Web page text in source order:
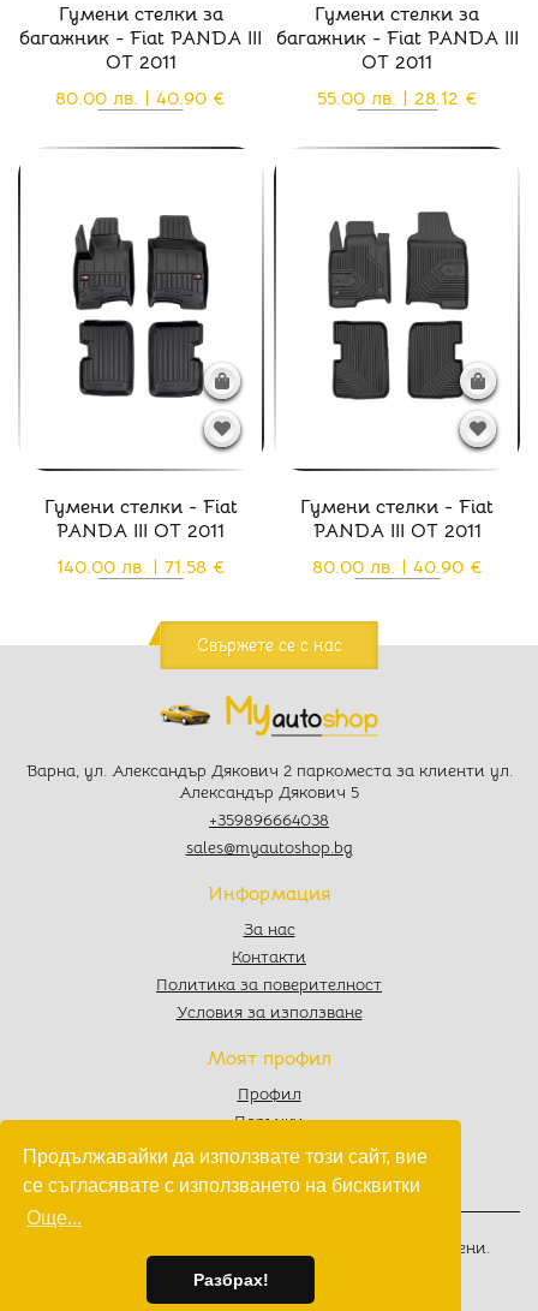
Продължавайки да използвате този сайт, вие
се съгласявате с използването на бисквитки
Още...
Разбрах!
Гумени стелки за
багажник - Fiat PANDA III
ОТ 2011
80.00 лв. | 40.90 €
Гумени стелки за
багажник - Fiat PANDA III
ОТ 2011
55.00 лв. | 28.12 €
Гумени стелки - Fiat
PANDA III ОТ 2011
140.00 лв. | 71.58 €
Гумени стелки - Fiat
PANDA III ОТ 2011
80.00 лв. | 40.90 €
Свържете се с нас
Варна, ул. Александър Дякович 2 паркоместа за клиенти ул.
Александър Дякович 5
+359896664038
sales@myautoshop.bg
Информация
За нас
Контакти
Политика за поверителност
Условия за използване
Моят профил
Профил
Поръчки
Любими
. Всички права запазени.